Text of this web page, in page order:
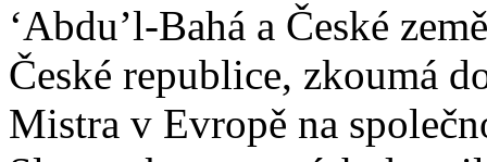
ʻAbdu’l-Bahá a České
České republice, zkoumá
Mistra v Evropě na